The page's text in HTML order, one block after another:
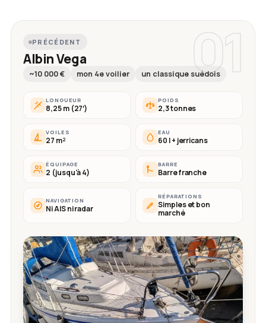
01
PRÉCÉDENT
Albin Vega
~10 000 € mon 4e voilier un classique suédois
LONGUEUR
8,25 m (27′)
POIDS
2,3 tonnes
VOILES
27 m²
EAU
60 l + jerricans
ÉQUIPAGE
2 (jusqu'à 4)
BARRE
Barre franche
NAVIGATION
Ni AIS ni radar
RÉPARATIONS
Simples et bon
marché